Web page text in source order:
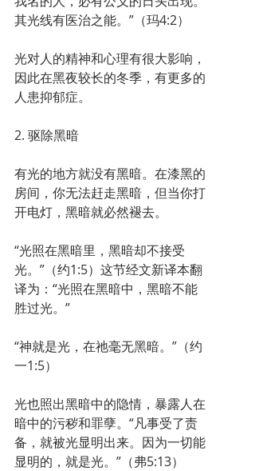
其光线有医治之能。”（玛4:2）
光对人的精神和心理有很大影响，
因此在黑夜较长的冬季，有更多的
人患抑郁症。
2. 驱除黑暗
有光的地方就没有黑暗。在漆黑的
房间，你无法赶走黑暗，但当你打
开电灯，黑暗就必然褪去。
“光照在黑暗里，黑暗却不接受
光。”（约1:5）这节经文新译本翻
译为：“光照在黑暗中，黑暗不能
胜过光。”
“神就是光，在祂毫无黑暗。”（约
一1:5）
光也照出黑暗中的隐情，暴露人在
暗中的污秽和罪孽。“凡事受了责
备，就被光显明出来。因为一切能
显明的，就是光。”（弗5:13）